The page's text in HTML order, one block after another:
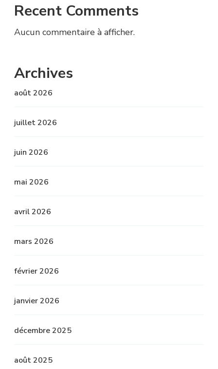
Recent Comments
Aucun commentaire à afficher.
Archives
août 2026
juillet 2026
juin 2026
mai 2026
avril 2026
mars 2026
février 2026
janvier 2026
décembre 2025
août 2025